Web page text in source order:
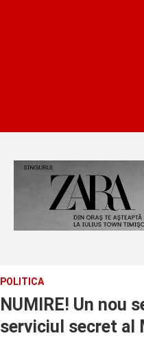
POLITICA
NUMIRE! Un nou
serviciul secret al